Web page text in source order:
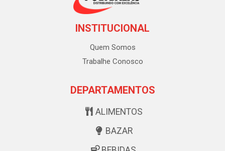
INSTITUCIONAL
Quem Somos
Trabalhe Conosco
DEPARTAMENTOS
ALIMENTOS
BAZAR